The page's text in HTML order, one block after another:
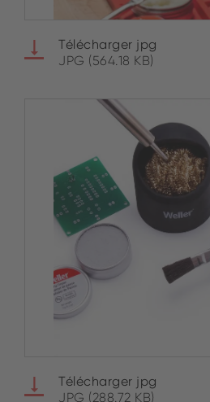
Télécharger jpg
JPG (564.18 KB)
Télécharger jpg
JPG (288.72 KB)